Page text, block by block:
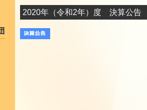
2020年（令和2年）度 決算公告